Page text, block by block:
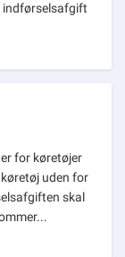
indførselsafgift
for køretøjer
uden for
skal